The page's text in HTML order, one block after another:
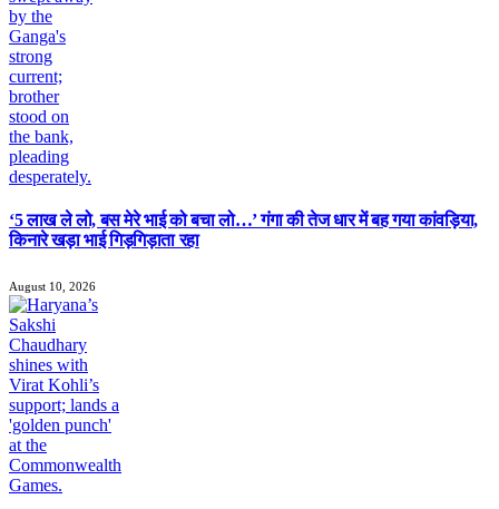
‘5 लाख ले लो, बस मेरे भाई को बचा लो…’ गंगा की तेज धार में बह गया कांवड़िया,
किनारे खड़ा भाई गिड़गिड़ाता रहा
August 10, 2026